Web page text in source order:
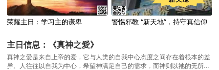
荣耀主日：学习主的谦卑 警惕邪教 “新天地”，持守真信仰
主日信息：《真神之愛》
真神之爱是来自上帝的爱，它与人类的自我中心态度之间存在着根本的差
异。人往往以自我为中心，希望神满足自己的需求，而神则以祂的无所不